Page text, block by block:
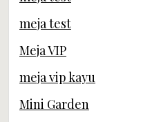
meja test
Meja VIP
meja vip kayu
Mini Garden